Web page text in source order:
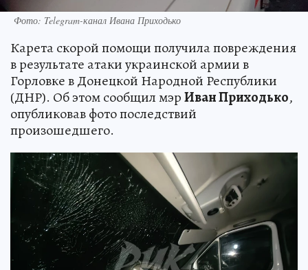
Фото: Telegram-канал Ивана Приходько
Карета скорой помощи получила повреждения
в результате атаки украинской армии в
Горловке в Донецкой Народной Республики
(ДНР). Об этом сообщил мэрИван Приходько,
опубликовав фото последствий
произошедшего.